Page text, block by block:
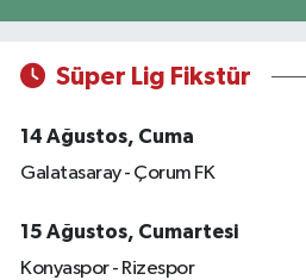
Süper Lig Fikstür
14 Ağustos, Cuma
Galatasaray - Çorum FK
15 Ağustos, Cumartesi
Konyaspor - Rizespor